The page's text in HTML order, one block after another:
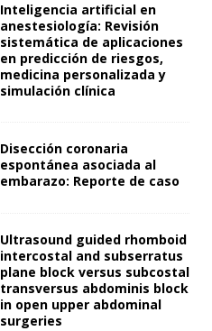
Inteligencia artificial en
anestesiología: Revisión
sistemática de aplicaciones
en predicción de riesgos,
medicina personalizada y
simulación clínica
Disección coronaria
espontánea asociada al
embarazo: Reporte de caso
Ultrasound guided rhomboid
intercostal and subserratus
plane block versus subcostal
transversus abdominis block
in open upper abdominal
surgeries